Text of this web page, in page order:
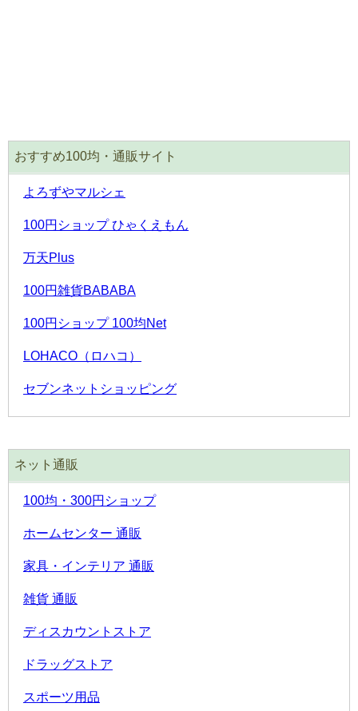
おすすめ100均・通販サイト
よろずやマルシェ
100円ショップ ひゃくえもん
万天Plus
100円雑貨BABABA
100円ショップ 100均Net
LOHACO（ロハコ）
セブンネットショッピング
ネット通販
100均・300円ショップ
ホームセンター 通販
家具・インテリア 通販
雑貨 通販
ディスカウントストア
ドラッグストア
スポーツ用品